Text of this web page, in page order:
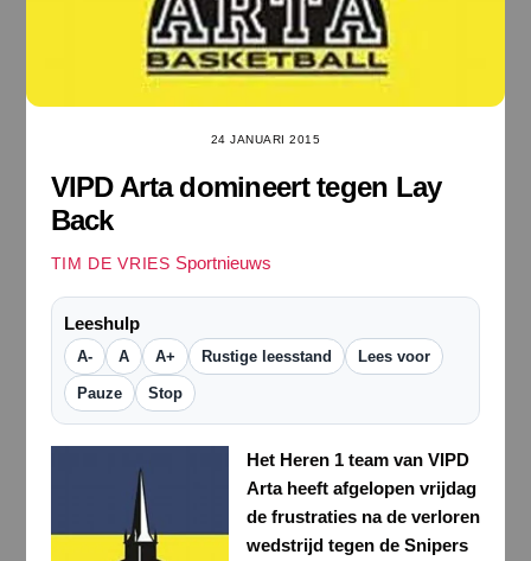
24 JANUARI 2015
VIPD Arta domineert tegen Lay
Back
TIM DE VRIES Sportnieuws
Leeshulp
A- A A+ Rustige leesstand Lees voor
Pauze Stop
Het Heren 1 team van VIPD
Arta heeft afgelopen vrijdag
de frustraties na de verloren
wedstrijd tegen de Snipers